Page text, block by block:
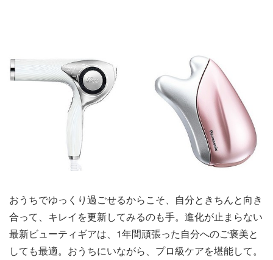
おうちでゆっくり過ごせるからこそ、自分ときちんと向き
合って、キレイを更新してみるのも手。進化が止まらない
最新ビューティギアは、1年間頑張った自分へのご褒美と
しても最適。おうちにいながら、プロ級ケアを堪能して。